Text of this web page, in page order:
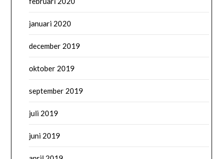
januari 2020
december 2019
oktober 2019
september 2019
juli 2019
juni 2019